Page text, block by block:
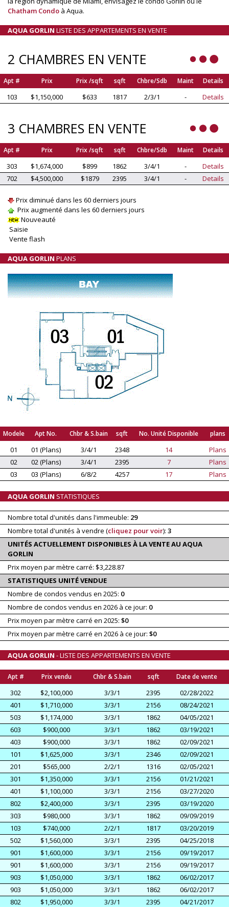
Chatham Condo à Aqua.
AQUA GORLIN LISTE DES APPARTEMENTS EN VENTE
2 CHAMBRES EN VENTE
Apt # Prix Prix /sqft sqft Chbre/Sdb Maint Details
103 $1,150,000 $633 1817 2/3/1 - Details
3 CHAMBRES EN VENTE
Apt # Prix Prix /sqft sqft Chbre/Sdb Maint Details
303 $1,674,000 $899 1862 3/4/1 -
Details
702
$4,500,000 $1879 2395 3/4/1 - Details
Prix diminué dans les 60 derniers jours
Prix augmenté dans les 60 derniers jours
Nouveauté
Saisie
Vente flash
AQUA GORLIN PLANS
Modele Apt No. Chbr & S.bain sqft No. Unité Disponible plans
01 01 (Plans) 3/4/1 2348 14
Plans
02
02 (Plans) 3/4/1 2395 7
Plans
03
03 (Plans) 6/8/2 4257 17 Plans
AQUA GORLIN STATISTIQUES
Nombre total d'unités dans l'immeuble: 29
Nombre total d'unités à vendre (cliquez pour voir): 3
UNITÉS ACTUELLEMENT DISPONIBLES À LA VENTE AU AQUA
GORLIN
Prix moyen par mètre carré: $3,228.87
STATISTIQUES UNITÉ VENDUE
Nombre de condos vendus en 2025: 0
Nombre de condos vendus en 2026 à ce jour: 0
Prix moyen par mètre carré en 2025: $0
Prix moyen par mètre carré en 2026 à ce jour: $0
AQUA GORLIN - LISTE DES APPARTEMENTS EN VENTE
Apt # Prix vendu Chbr & S.bain sqft Date de vente
302 $2,100,000 3/3/1 2395
02/28/2022
401
$1,710,000 3/3/1 2156
08/24/2021
503
$1,174,000 3/3/1 1862
04/05/2021
603
$900,000 3/3/1 1862
03/19/2021
403
$900,000 3/3/1 1862
02/09/2021
101
$1,625,000 3/3/1 2346
02/09/2021
201
$565,000 2/2/1 1316
02/05/2021
301
$1,350,000 3/3/1 2156
01/21/2021
401
$1,100,000 3/3/1 2156
03/27/2020
802
$2,400,000 3/3/1 2395
03/19/2020
303
$980,000 3/3/1 1862
09/09/2019
103
$740,000 2/2/1 1817
03/20/2019
502
$1,560,000 3/3/1 2395
04/25/2018
901
$1,600,000 3/3/1 2156
09/19/2017
901
$1,600,000 3/3/1 2156
09/19/2017
903
$1,050,000 3/3/1 1862
06/02/2017
903
$1,050,000 3/3/1 1862
06/02/2017
802
$1,950,000 3/3/1 2395
04/21/2017